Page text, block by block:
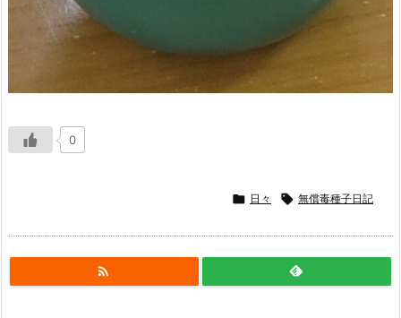
0
 日々  無償毒種子日記
